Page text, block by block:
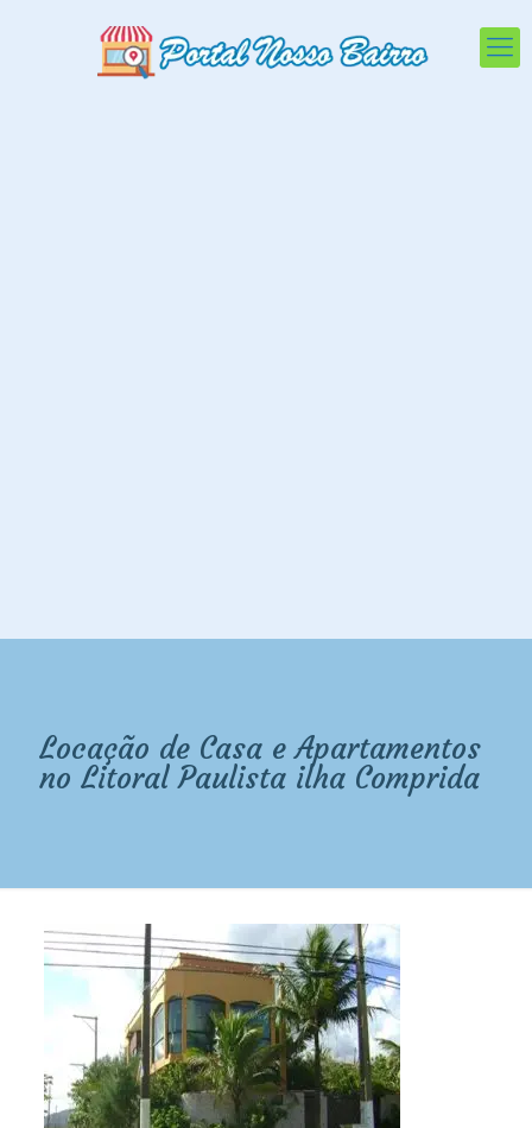
Locação de Casa e Apartamentos
no Litoral Paulista ilha Comprida